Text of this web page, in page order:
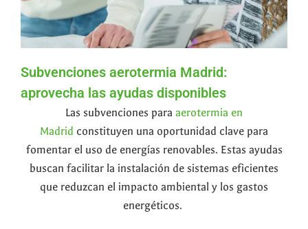
Subvenciones aerotermia Madrid:
aprovecha las ayudas disponibles
Las subvenciones para aerotermia en
Madrid constituyen una oportunidad clave para
fomentar el uso de energías renovables. Estas ayudas
buscan facilitar la instalación de sistemas eficientes
que reduzcan el impacto ambiental y los gastos
energéticos.